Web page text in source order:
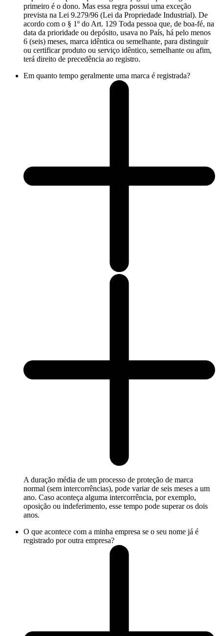
primeiro é o dono. Mas essa regra possui uma exceção
prevista na Lei 9.279/96 (Lei da Propriedade Industrial). De
acordo com o § 1º do Art. 129 Toda pessoa que, de boa-fé, na
data da prioridade ou depósito, usava no País, há pelo menos
6 (seis) meses, marca idêntica ou semelhante, para distinguir
ou certificar produto ou serviço idêntico, semelhante ou afim,
terá direito de precedência ao registro.
Em quanto tempo geralmente uma marca é registrada?
A duração média de um processo de proteção de marca
normal (sem intercorrências), pode variar de seis meses a um
ano. Caso aconteça alguma intercorrência, por exemplo,
oposição ou indeferimento, esse tempo pode superar os dois
anos.
O que acontece com a minha empresa se o seu nome já é
registrado por outra empresa?